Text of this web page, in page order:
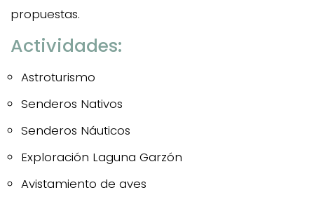
propuestas.
Actividades:
Astroturismo
Senderos Nativos
Senderos Náuticos
Exploración Laguna Garzón
Avistamiento de aves